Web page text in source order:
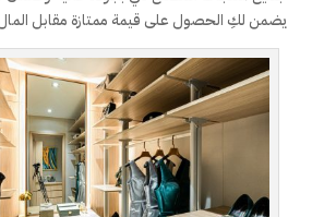
يضمن لكِ الحصول على قيمة ممتازة مقابل